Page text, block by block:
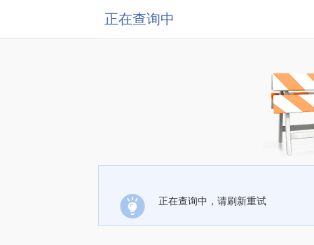
正在查询中
正在查询中，请刷新重试